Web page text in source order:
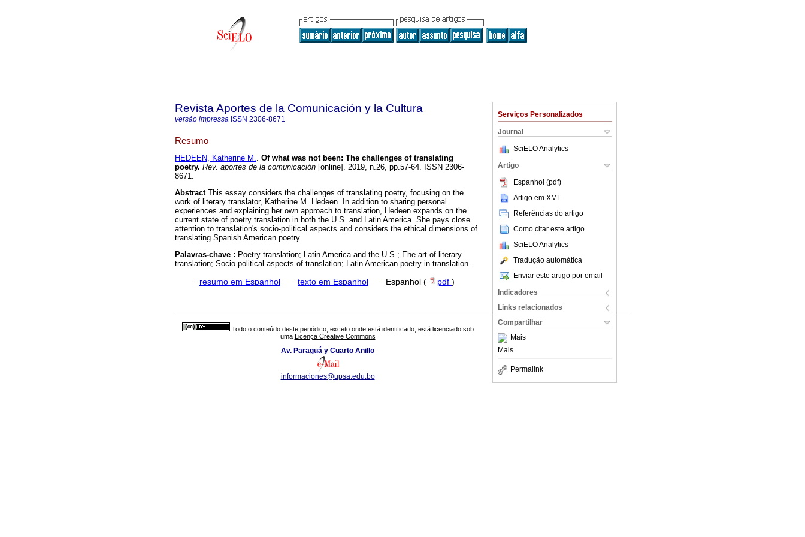
Serviços Personalizados
Journal
SciELO Analytics
Artigo
Espanhol (pdf)
Artigo em XML
Referências do artigo
Como citar este artigo
SciELO Analytics
Tradução automática
Enviar este artigo por email
Indicadores
Links relacionados
Compartilhar
Mais
Mais
Permalink
Revista Aportes de la Comunicación y la Cultura
versão impressa ISSN 2306-8671
Resumo
HEDEEN, Katherine M.. Of what was not been: The challenges of translating
poetry. Rev. aportes de la comunicación [online]. 2019, n.26, pp.57-64. ISSN 2306-
8671.
AbstractThis essay considers the challenges of translating poetry, focusing on the
work of literary translator, Katherine M. Hedeen. In addition to sharing personal
experiences and explaining her own approach to translation, Hedeen expands on the
current state of poetry translation in both the U.S. and Latin America. She pays close
attention to translation's socio-political aspects and considers the ethical dimensions of
translating Spanish American poetry.
Palavras-chave : Poetry translation; Latin America and the U.S.; Ehe art of literary
translation; Socio-political aspects of translation; Latin American poetry in translation.
· resumo em Espanhol · texto em Espanhol · Espanhol ( pdf )
Todo o conteúdo deste periódico, exceto onde está identificado, está licenciado sob
uma Licença Creative Commons
Av. Paraguá y Cuarto Anillo
informaciones@upsa.edu.bo